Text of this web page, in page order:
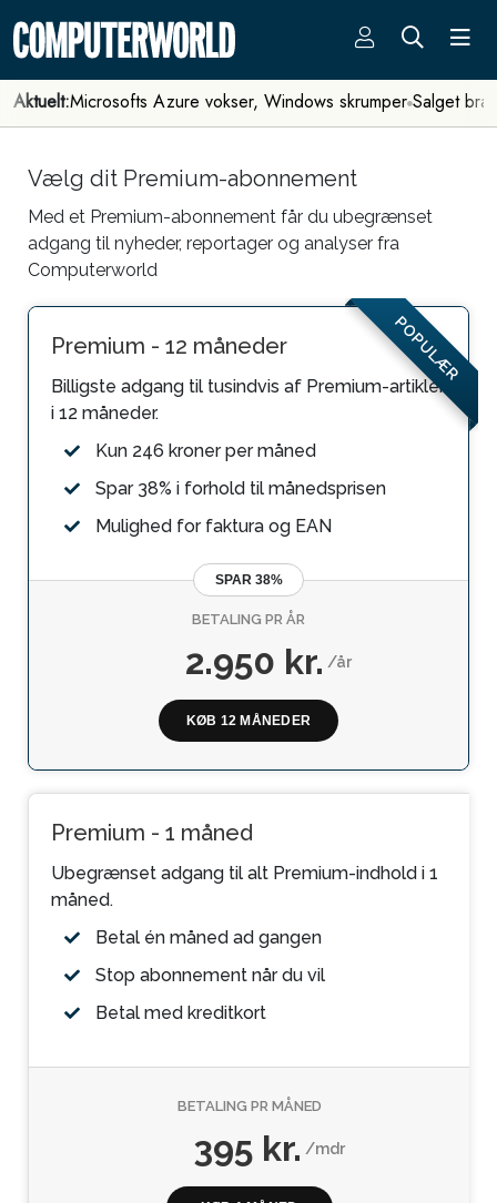
Aktuelt:Microsofts Azure vokser, Windows skrumper Salget
Vælg dit Premium-abonnement
Med et Premium-abonnement får du ubegrænset
adgang til nyheder, reportager og analyser fra
Computerworld
Premium - 1 måned
Ubegrænset adgang til alt Premium-indhold i 1
måned.
Betal én måned ad gangen
Stop abonnement når du vil
Betal med kreditkort
BETALING PR MÅNED
395 kr./mdr
POPULÆR
Premium - 12 måneder
Billigste adgang til tusindvis af Premium-artikler
i 12 måneder.
Kun 246 kroner per måned
Spar 38% i forhold til månedsprisen
Mulighed for faktura og EAN
SPAR 38%
BETALING PR ÅR
2.950 kr./år
KØB 12 MÅNEDER